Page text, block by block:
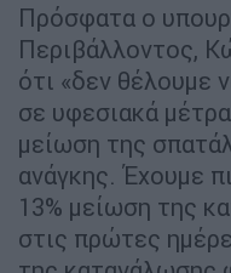
Πρόσφατα ο
Περιβάλλοντος,
ότι «δεν θέλουμε
σε υφεσιακά
μείωση της
ανάγκης. Έχουμε
13% μείωση της
στις πρώτες